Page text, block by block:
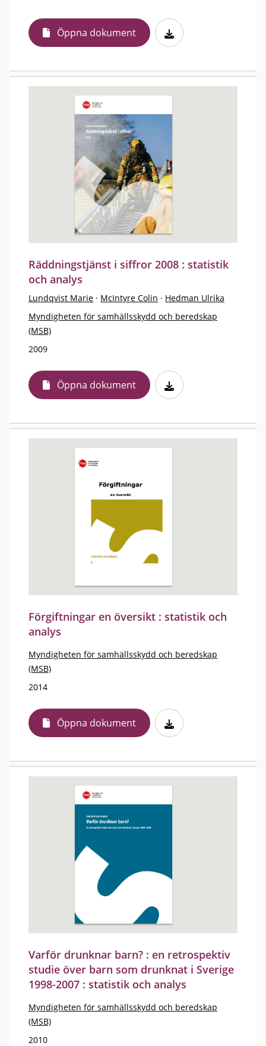
Öppna dokument
Räddningstjänst i siffror 2008 : statistik
och analys
Lundqvist Marie · McIntyre Colin · Hedman Ulrika
Myndigheten för samhällsskydd och beredskap
(MSB)
2009
Öppna dokument
Förgiftningar en översikt : statistik och
analys
Myndigheten för samhällsskydd och beredskap
(MSB)
2014
Öppna dokument
Varför drunknar barn? : en retrospektiv
studie över barn som drunknat i Sverige
1998-2007 : statistik och analys
Myndigheten för samhällsskydd och beredskap
(MSB)
2010